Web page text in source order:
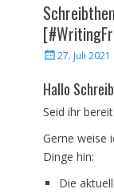
Veröffentlicht
27. Juli 2021
Hallo
Seid ihr
Gerne weise
Dinge hin:
Die